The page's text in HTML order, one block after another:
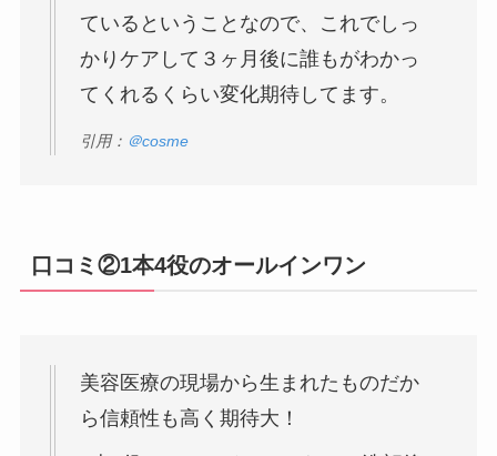
ているということなので、これでしっ
かりケアして３ヶ月後に誰もがわかっ
てくれるくらい変化期待してます。
引用： ＠cosme
口コミ②1本4役のオールインワン
美容医療の現場から生まれたものだか
ら信頼性も高く期待大！